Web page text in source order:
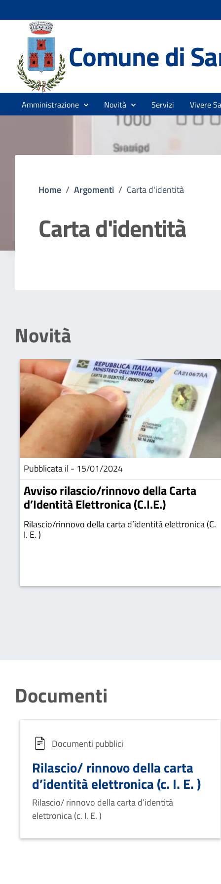
Comune di
Amministrazione Novità Servizi Vivere
Home / Argomenti / Carta d'identità
Carta d'identità
Novità
Pubblicata il - 15/01/2024
Avviso rilascio/rinnovo della Carta
d’Identità Elettronica (C.I.E.)
Rilascio/rinnovo della carta d’identità elettronica (C.
I. E. )
Documenti
Documenti pubblici
Rilascio/ rinnovo della carta
d’identità elettronica (c. I. E. )
Rilascio/ rinnovo della carta d’identità
elettronica (c. I. E. )